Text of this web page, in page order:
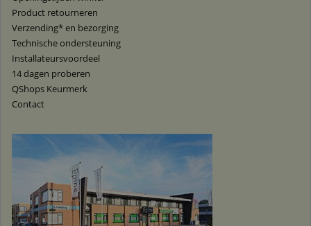
Product retourneren
Verzending* en bezorging
Technische ondersteuning
Installateursvoordeel
14 dagen proberen
QShops Keurmerk
Contact